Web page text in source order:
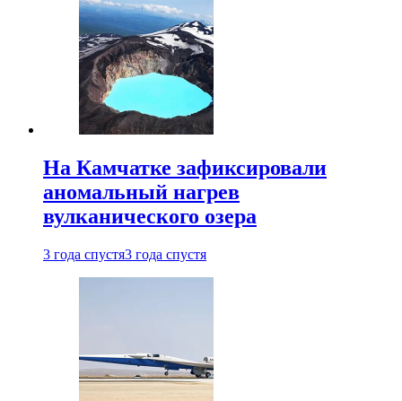
На Камчатке зафиксировали
аномальный нагрев
вулканического озера
3 года спустя3 года спустя